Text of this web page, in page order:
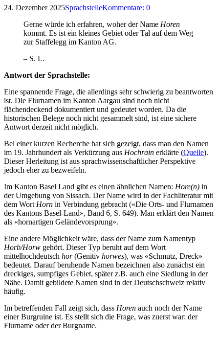
24. Dezember 2025SprachstelleKommentare: 0
Gerne würde ich erfahren, woher der Name Horen
kommt. Es ist ein kleines Gebiet oder Tal auf dem Weg
zur Staffelegg im Kanton AG.
– S. L.
Antwort der Sprachstelle:
Eine spannende Frage, die allerdings sehr schwierig zu beantworten
ist. Die Flurnamen im Kanton Aargau sind noch nicht
flächendeckend dokumentiert und gedeutet worden. Da die
historischen Belege noch nicht gesammelt sind, ist eine sichere
Antwort derzeit nicht möglich.
Bei einer kurzen Recherche hat sich gezeigt, dass man den Namen
im 19. Jahrhundert als Verkürzung aus Hochrain erklärte (Quelle).
Dieser Herleitung ist aus sprachwissenschaftlicher Perspektive
jedoch eher zu bezweifeln.
Im Kanton Basel Land gibt es einen ähnlichen Namen: Hore(n) in
der Umgebung von Sissach. Der Name wird in der Fachliteratur mit
dem Wort Horn in Verbindung gebracht («Die Orts- und Flurnamen
des Kantons Basel-Land», Band 6, S. 649). Man erklärt den Namen
als «hornartigen Geländevorsprung».
Eine andere Möglichkeit wäre, dass der Name zum Namentyp
Horb/Horw gehört. Dieser Typ beruht auf dem Wort
mittelhochdeutsch hor(Genitiv horwes), was «Schmutz, Dreck»
bedeutet. Darauf beruhende Namen bezeichnen also zunächst ein
dreckiges, sumpfiges Gebiet, später z.B. auch eine Siedlung in der
Nähe. Damit gebildete Namen sind in der Deutschschweiz relativ
häufig.
Im betreffenden Fall zeigt sich, dass Horen auch noch der Name
einer Burgruine ist. Es stellt sich die Frage, was zuerst war: der
Flurname oder der Burgname.